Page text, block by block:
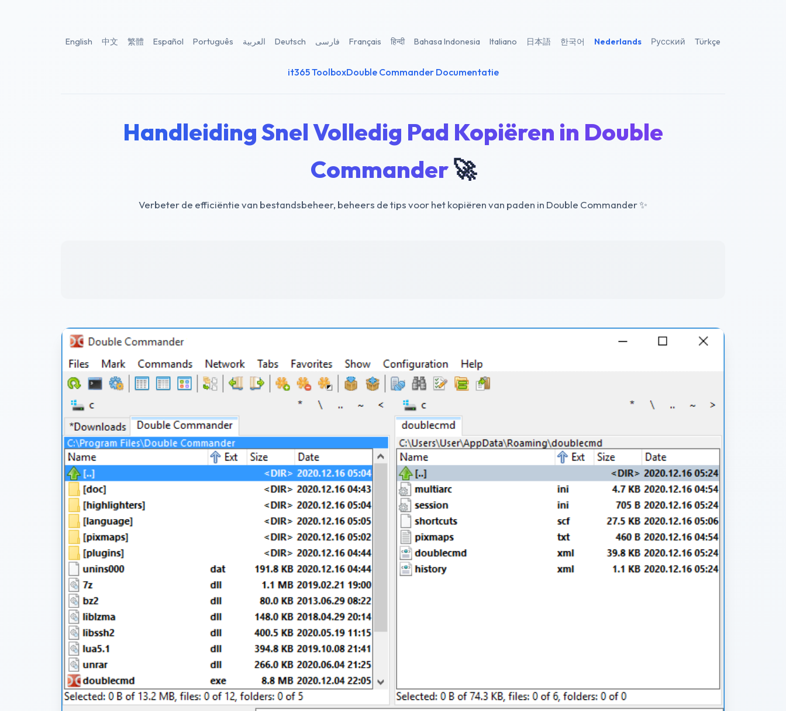
English 中文 繁體 Español Português العربية Deutsch فارسی Français हिन्दी Bahasa Indonesia Italiano 日本語 한국어 Nederlands Русский Türkçe
it365 ToolboxDouble Commander Documentatie
Handleiding Snel Volledig Pad Kopiëren in Double
Commander🚀
Verbeter de efficiëntie van bestandsbeheer, beheers de tips voor het kopiëren van paden in Double Commander✨